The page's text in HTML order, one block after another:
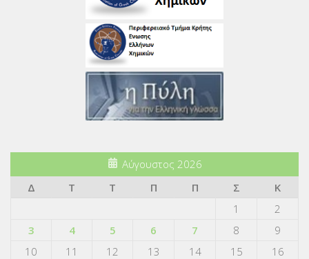
Αύγουστος 2026
Δ
Τ Τ Π Π Σ
Κ
1
2
3
4 5 6 7 8
9
10
11 12 13 14 15
16